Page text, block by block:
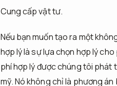
Cung cấp vật tư.
Nếu bạn muốn tạo ra một
hợp lý là sự lựa chọn hợp lý
phí hợp lý được chúng tôi phát
mỹ. Nó không chỉ là phương